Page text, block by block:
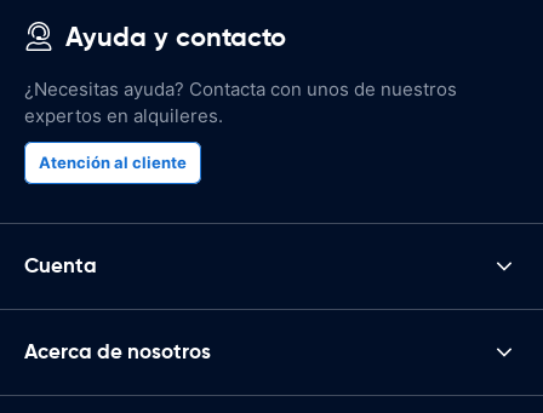
Ayuda y contacto
¿Necesitas ayuda? Contacta con unos de nuestros
expertos en alquileres.
Atención al cliente
Cuenta
Acerca de nosotros